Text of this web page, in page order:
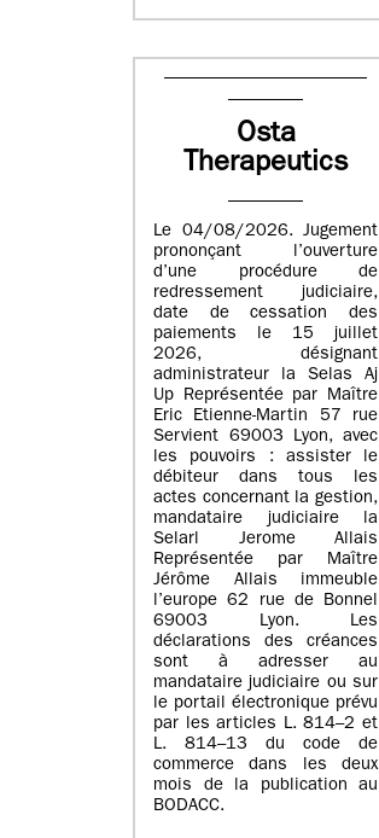
Osta
Therapeutics
Le 04/08/2026. Jugement
prononçant l’ouverture
d’une procédure de
redressement judiciaire,
date de cessation des
paiements le 15 juillet
2026, désignant
administrateur la Selas Aj
Up Représentée par Maître
Eric Etienne-Martin 57 rue
Servient 69003 Lyon, avec
les pouvoirs : assister le
débiteur dans tous les
actes concernant la gestion,
mandataire judiciaire la
Selarl Jerome Allais
Représentée par Maître
Jérôme Allais immeuble
l’europe 62 rue de Bonnel
69003 Lyon. Les
déclarations des créances
sont à adresser au
mandataire judiciaire ou sur
le portail électronique prévu
par les articles L. 814–2 et
L. 814–13 du code de
commerce dans les deux
mois de la publication au
BODACC.